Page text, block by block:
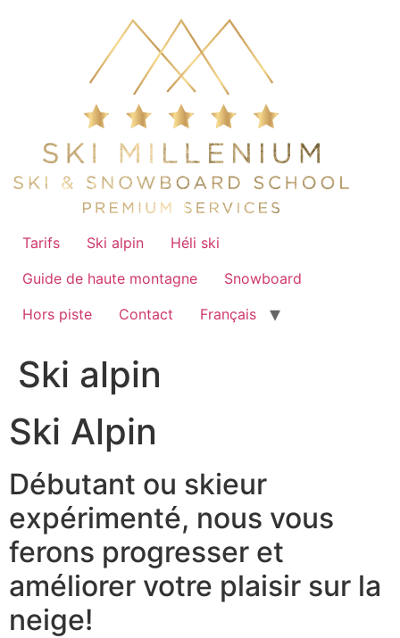
Tarifs Ski alpin
Héli ski
Guide de haute montagne
Snowboard
Hors piste
Contact Français
Ski alpin
Ski Alpin
Débutant ou skieur
expérimenté, nous vous
ferons progresser et
améliorer votre plaisir sur la
neige!